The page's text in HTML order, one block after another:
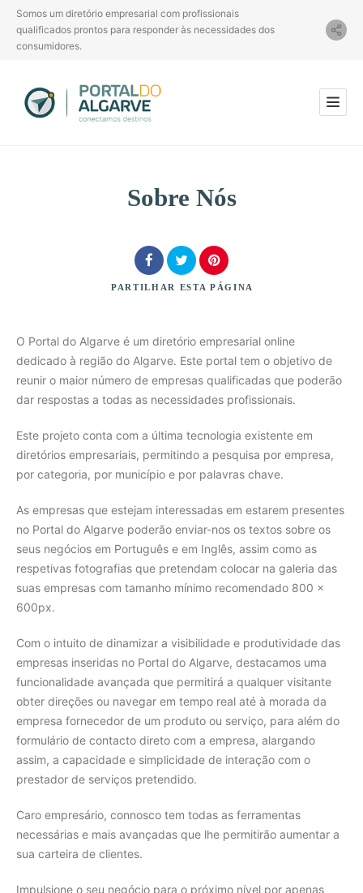
Somos um diretório empresarial com profissionais
qualificados prontos para responder às necessidades dos
consumidores.
Sobre Nós
PARTILHAR ESTA PÁGINA
O Portal do Algarve é um diretório empresarial online
dedicado à região do Algarve. Este portal tem o objetivo de
reunir o maior número de empresas qualificadas que poderão
dar respostas a todas as necessidades profissionais.
Este projeto conta com a última tecnologia existente em
diretórios empresariais, permitindo a pesquisa por empresa,
por categoria, por município e por palavras chave.
As empresas que estejam interessadas em estarem presentes
no Portal do Algarve poderão enviar-nos os textos sobre os
seus negócios em Português e em Inglês, assim como as
respetivas fotografias que pretendam colocar na galeria das
suas empresas com tamanho mínimo recomendado 800 x
600px.
Com o intuito de dinamizar a visibilidade e produtividade das
empresas inseridas no Portal do Algarve, destacamos uma
funcionalidade avançada que permitirá a qualquer visitante
obter direções ou navegar em tempo real até à morada da
empresa fornecedor de um produto ou serviço, para além do
formulário de contacto direto com a empresa, alargando
assim, a capacidade e simplicidade de interação com o
prestador de serviços pretendido.
Caro empresário, connosco tem todas as ferramentas
necessárias e mais avançadas que lhe permitirão aumentar a
sua carteira de clientes.
Impulsione o seu negócio para o próximo nível por apenas